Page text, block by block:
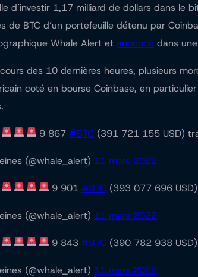
d’investir 1,17 milliard de dollars dans le
de BTC d’un portefeuille détenu par
Whale Alert et annoncé dans
des 10 dernières heures, plusieurs
coté en bourse Coinbase, en
9 867 #BTC (391 721 155 USD)
(@whale_alert) 11 mars 2022
9 901 #BTC (393 077 696
(@whale_alert) 11 mars 2022
9 843 #BTC (390 782 938
(@whale_alert) 11 mars 2022